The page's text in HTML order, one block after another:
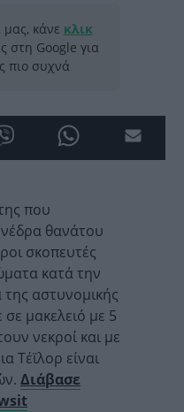
κάνε κλικ
στη Google για
πιο συχνά
που
θανάτου
σκοπευτές
κατά την
της αστυνομικής
μακελειό με 5
νεκροί και με
Τέϊλορ είναι
Διάβασε